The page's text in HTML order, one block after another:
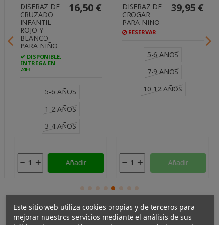
DISFRAZ DE
CRUZADO
INFANTIL
ROJO Y
BLANCO
PARA NIÑO
DISPONIBLE,
ENTREGA EN
24H
16,50 €
5-6 AÑOS
1-2 AÑOS
3-4 AÑOS
Añadir
DISFRAZ DE
CROGAR
PARA NIÑO
RESERVAR
39,95 €
5-6 AÑOS
7-9 AÑOS
10-12 AÑOS
Añadir
Este sitio web utiliza cookies propias y de terceros para
mejorar nuestros servicios mediante el análisis de sus